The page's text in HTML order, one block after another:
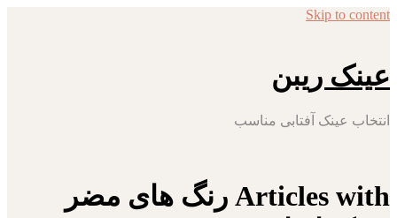
Skip to content
عینک ریبن
انتخاب عینک آفتابی مناسب
Articles with رنگ های مضر